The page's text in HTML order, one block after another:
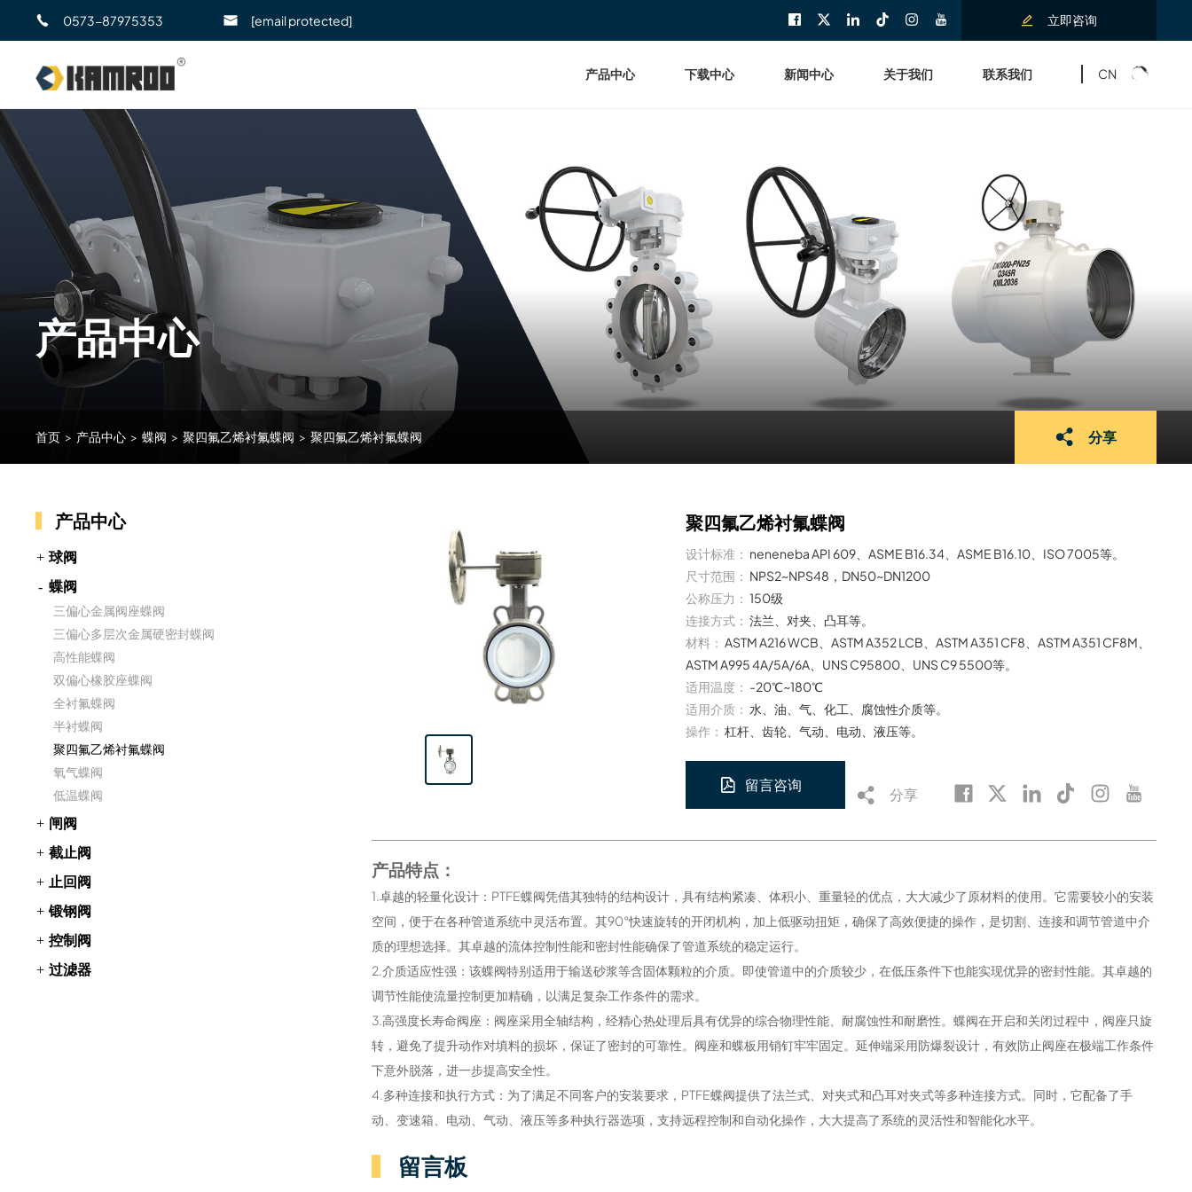
0573-87975353 [email protected] 立即咨询
产品中心 下载中心 新闻中心 关于我们 联系我们 CN
产品中心
首页 > 产品中心 > 蝶阀 > 聚四氟乙烯衬氟蝶阀 > 聚四氟乙烯衬氟蝶阀 分享
产品中心
球阀
蝶阀
三偏心金属阀座蝶阀
三偏心多层次金属硬密封蝶阀
高性能蝶阀
双偏心橡胶座蝶阀
全衬氟蝶阀
半衬蝶阀
聚四氟乙烯衬氟蝶阀
氧气蝶阀
低温蝶阀
闸阀
截止阀
止回阀
锻钢阀
控制阀
过滤器
聚四氟乙烯衬氟蝶阀
设计标准： neneneba API 609、ASME B16.34、ASME B16.10、ISO 7005等。
尺寸范围： NPS2~NPS48，DN50~DN1200
公称压力： 150级
连接方式： 法兰、对夹、凸耳等。
材料： ASTM A216 WCB、ASTM A352 LCB、ASTM A351 CF8、ASTM A351 CF8M、
ASTM A995 4A/5A/6A、UNS C95800、UNS C9 5500等。
适用温度： -20℃~180℃
适用介质： 水、油、气、化工、腐蚀性介质等。
操作： 杠杆、齿轮、气动、电动、液压等。
留言咨询
分享
产品特点：
1.卓越的轻量化设计：PTFE蝶阀凭借其独特的结构设计，具有结构紧凑、体积小、重量轻的优点，大大减少了原材料的使用。它需要较小的安装
空间，便于在各种管道系统中灵活布置。其90°快速旋转的开闭机构，加上低驱动扭矩，确保了高效便捷的操作，是切割、连接和调节管道中介
质的理想选择。其卓越的流体控制性能和密封性能确保了管道系统的稳定运行。
2.介质适应性强：该蝶阀特别适用于输送砂浆等含固体颗粒的介质。即使管道中的介质较少，在低压条件下也能实现优异的密封性能。其卓越的
调节性能使流量控制更加精确，以满足复杂工作条件的需求。
3.高强度长寿命阀座：阀座采用全轴结构，经精心热处理后具有优异的综合物理性能、耐腐蚀性和耐磨性。蝶阀在开启和关闭过程中，阀座只旋
转，避免了提升动作对填料的损坏，保证了密封的可靠性。阀座和蝶板用销钉牢牢固定。延伸端采用防爆裂设计，有效防止阀座在极端工作条件
下意外脱落，进一步提高安全性。
4.多种连接和执行方式：为了满足不同客户的安装要求，PTFE蝶阀提供了法兰式、对夹式和凸耳对夹式等多种连接方式。同时，它配备了手
动、变速箱、电动、气动、液压等多种执行器选项，支持远程控制和自动化操作，大大提高了系统的灵活性和智能化水平。
留言板